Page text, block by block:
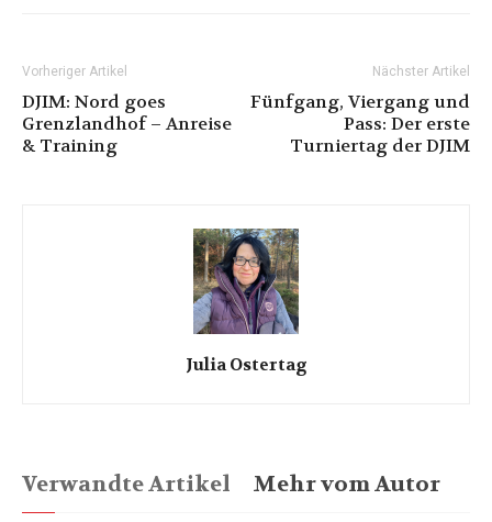
Vorheriger Artikel
DJIM: Nord goes
Grenzlandhof – Anreise
& Training
Nächster Artikel
Fünfgang, Viergang und
Pass: Der erste
Turniertag der DJIM
Julia Ostertag
Verwandte Artikel Mehr vom Autor